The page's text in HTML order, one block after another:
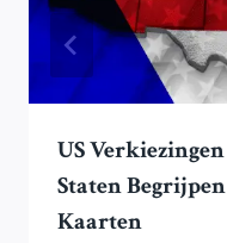
US
Staten
Kaarten